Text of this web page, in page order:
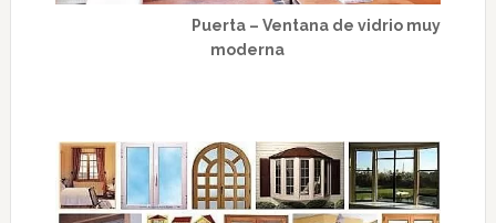
Puerta – Ventana de vidrio muy
moderna